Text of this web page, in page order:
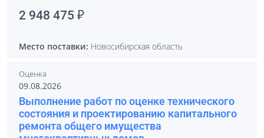
2 948 475 ₽
Место поставки: Новосибирская область
Оценка
09.08.2026
Выполнение работ по оценке технического
состояния и проектированию капитального
ремонта общего имущества